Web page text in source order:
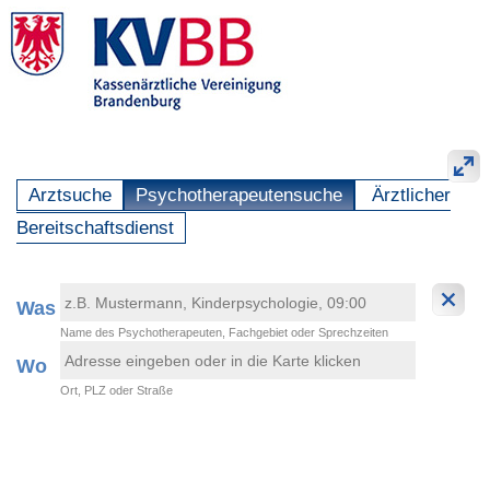
Arztsuche Psychotherapeutensuche
Ärztlicher
Bereitschaftsdienst
Was
Name des Psychotherapeuten, Fachgebiet oder Sprechzeiten
Wo
Ort, PLZ oder Straße